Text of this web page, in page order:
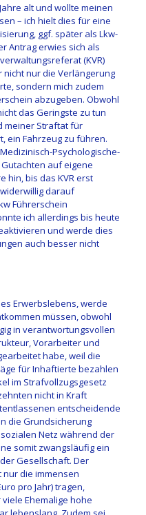
alt und wollte meinen
– ich hielt dies für eine
ggf. später als Lkw-
Antrag erwies sich als
(KVR)
nur die Verlängerung
sondern mich zudem
abzugeben. Obwohl
das Geringste zu tun
meiner Straftat für
ein Fahrzeug zu führen.
Psychologische-
auf eigene
hin, bis das KVR erst
darauf
Führerschein
ich allerdings bis heute
und werde dies
auch besser nicht
Erwerbslebens, werde
müssen, obwohl
in verantwortungsvollen
Vorarbeiter und
habe, weil die
für Inhaftierte bezahlen
im Strafvollzugsgesetz
nicht in Kraft
entscheidende
die Grundsicherung
Netz während der
somit zwangsläufig ein
Gesellschaft. Der
die immensen
pro Jahr) tragen,
Ehemalige hohe